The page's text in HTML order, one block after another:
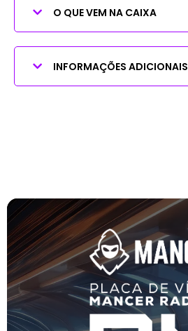
O QUE VEM NA CAIXA
INFORMAÇÕES ADICIONAIS